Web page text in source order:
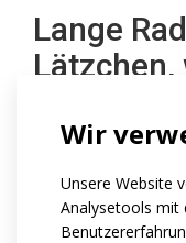
Wir
Unsere Website
Analysetools mit
Lange
Lätzchen,
The basic model
mesh material and
one seamless